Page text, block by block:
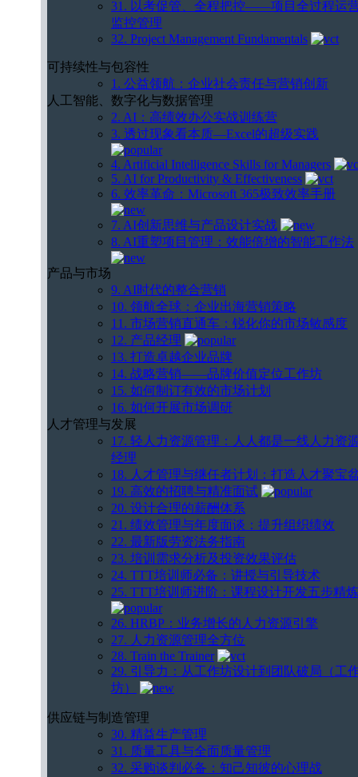
31. 以考促管、全程把控——项目全过程运
监控管理
32. Project Management Fundamentals
可持续性与包容性
1. 公益领航：企业社会责任与营销创新
人工智能、数字化与数据管理
2. AI：高绩效办公实战训练营
3. 透过现象看本质—Excel的超级实践
4. Artificial Intelligence Skills for Managers
5. AI for Productivity & Effectiveness
6. 效率革命：Microsoft 365极致效率手册
7. AI创新思维与产品设计实战
8. AI重塑项目管理：效能倍增的智能工作法
产品与市场
9. AI时代的整合营销
10. 领航全球：企业出海营销策略
11. 市场营销直通车：锐化你的市场敏感度
12. 产品经理
13. 打造卓越企业品牌
14. 战略营销——品牌价值定位工作坊
15. 如何制订有效的市场计划
16. 如何开展市场调研
人才管理与发展
17. 轻人力资源管理：人人都是一线人力资
经理
18. 人才管理与继任者计划：打造人才聚宝
19. 高效的招聘与精准面试
20. 设计合理的薪酬体系
21. 绩效管理与年度面谈：提升组织绩效
22. 最新版劳资法务指南
23. 培训需求分析及投资效果评估
24. TTT培训师必备：讲授与引导技术
25. TTT培训师进阶：课程设计开发五步精炼
26. HRBP：业务增长的人力资源引擎
27. 人力资源管理全方位
28. Train the Trainer
29. 引导力：从工作坊设计到团队破局（工
坊）
供应链与制造管理
30. 精益生产管理
31. 质量工具与全面质量管理
32. 采购谈判必备：知己知彼的心理战